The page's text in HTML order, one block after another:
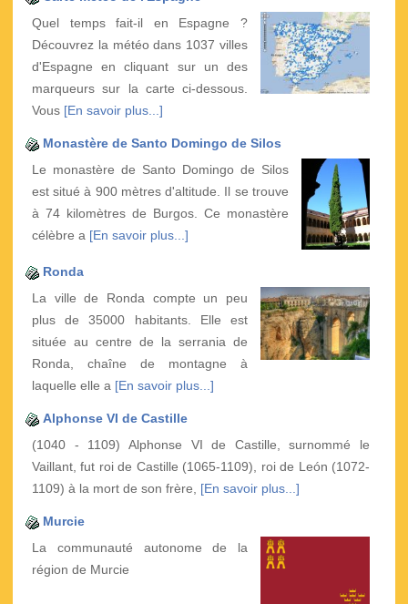
Quel temps fait-il en Espagne ?
Découvrez la météo dans 1037 villes
d'Espagne en cliquant sur un des
marqueurs sur la carte ci-dessous.
Vous [En savoir plus...]
Monastère de Santo Domingo de Silos
Le monastère de Santo Domingo de Silos
est situé à 900 mètres d'altitude. Il se trouve
à 74 kilomètres de Burgos. Ce monastère
célèbre a [En savoir plus...]
Ronda
La ville de Ronda compte un peu
plus de 35000 habitants. Elle est
située au centre de la serrania de
Ronda, chaîne de montagne à
laquelle elle a [En savoir plus...]
Alphonse VI de Castille
(1040 - 1109) Alphonse VI de Castille, surnommé le
Vaillant, fut roi de Castille (1065-1109), roi de León (1072-
1109) à la mort de son frère, [En savoir plus...]
Murcie
La communauté autonome de la
région de Murcie